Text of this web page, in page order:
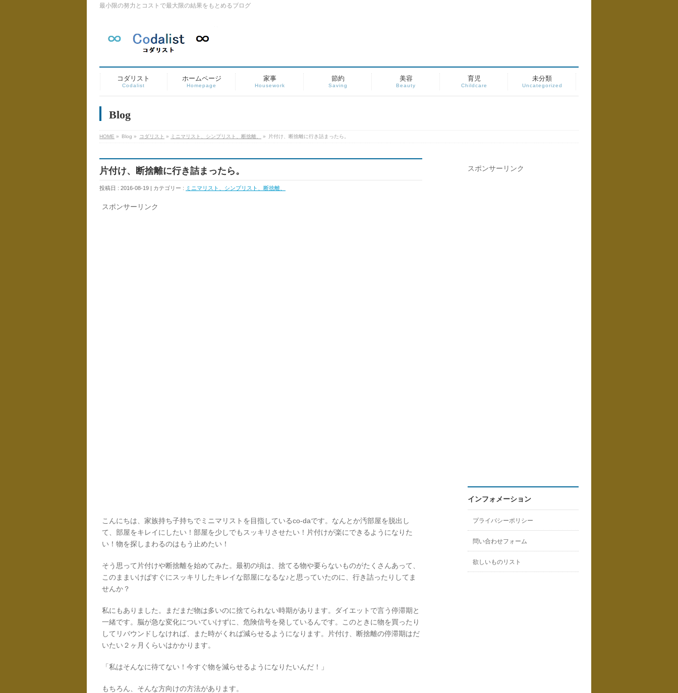
最小限の努力とコストで最大限の結果をもとめるブログ
コダリスト
Codalist
ホームページ
Homepage
家事
Housework
節約
Saving
美容
Beauty
育児
Childcare
未分類
Uncategorized
Blog
HOME » Blog » コダリスト » ミニマリスト、シンプリスト、断捨離、 » 片付け、断捨離に行き詰まったら。
片付け、断捨離に行き詰まったら。
投稿日 : 2016-08-19 | カテゴリー : ミニマリスト、シンプリスト、断捨離、
スポンサーリンク
こんにちは、家族持ち子持ちでミニマリストを目指しているco-daです。なんとか汚部屋を脱出し
て、部屋をキレイにしたい！部屋を少しでもスッキリさせたい！片付けが楽にできるようになりた
い！物を探しまわるのはもう止めたい！
そう思って片付けや断捨離を始めてみた。最初の頃は、捨てる物や要らないものがたくさんあって、
このままいけばすぐにスッキリしたキレイな部屋になるな♪と思っていたのに、行き詰ったりしてま
せんか？
私にもありました。まだまだ物は多いのに捨てられない時期があります。ダイエットで言う停滞期と
一緒です。脳が急な変化についていけずに、危険信号を発しているんです。このときに物を買ったり
してリバウンドしなければ、また時がくれば減らせるようになります。片付け、断捨離の停滞期はだ
いたい２ヶ月くらいはかかります。
「私はそんなに待てない！今すぐ物を減らせるようになりたいんだ！」
もちろん、そんな方向けの方法があります。
スポンサーリンク
インフォメーション
プライバシーポリシー
問い合わせフォーム
欲しいものリスト